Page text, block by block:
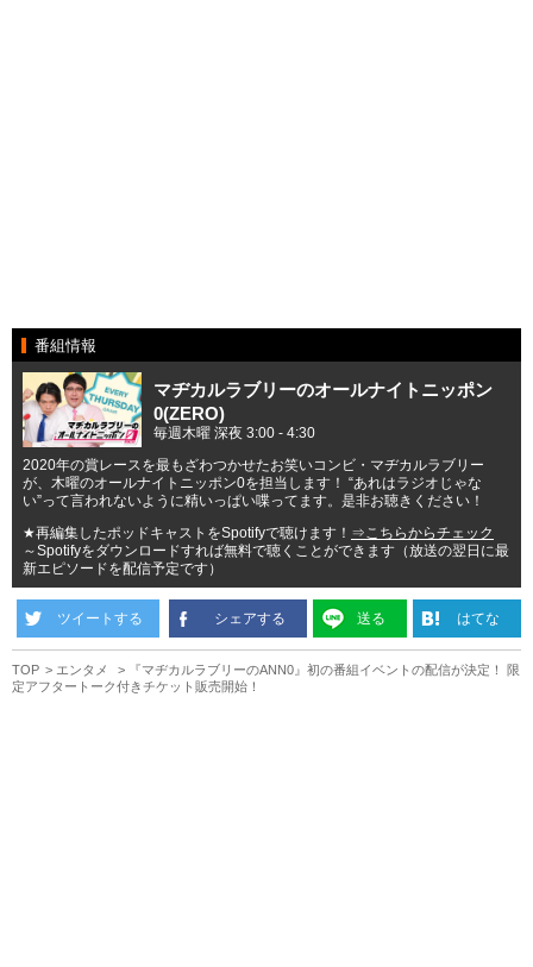
番組情報
マヂカルラブリーのオールナイトニッポン
0(ZERO)
毎週木曜 深夜 3:00 - 4:30
2020年の賞レースを最もざわつかせたお笑いコンビ・マヂカルラブリー
が、木曜のオールナイトニッポン0を担当します！ “あれはラジオじゃな
い”って言われないように精いっぱい喋ってます。是非お聴きください！
★再編集したポッドキャストをSpotifyで聴けます！ ⇒こちらからチェック
～Spotifyをダウンロードすれば無料で聴くことができます（放送の翌日に最
新エピソードを配信予定です）
ツイートする シェアする 送る はてな
TOP エンタメ
『マヂカルラブリーのANN0』初の番組イベントの配信が決定！ 限
定アフタートーク付きチケット販売開始！